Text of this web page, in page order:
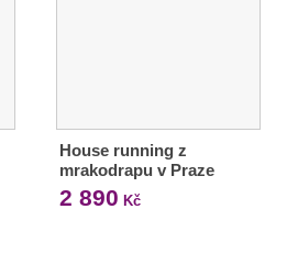
House running z
mrakodrapu v Praze
2 890 Kč